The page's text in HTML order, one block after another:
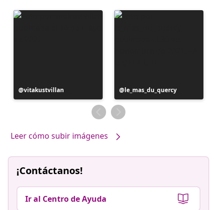
Publicación
realizada
vitakustvillan
Publicación
realizada
por
le_mas_du_quercy
Leer cómo subir imágenes
¡Contáctanos!
Ir al Centro de Ayuda